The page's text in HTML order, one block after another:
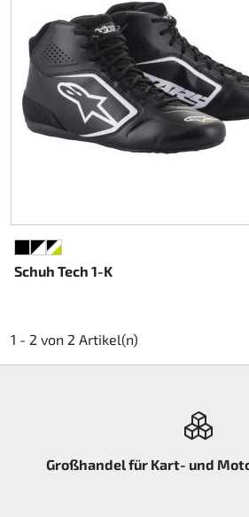
Schuh Tech 1-K
SCHWARZ
SCHWARZ/WEISS
SCHWARZ/WEISS/NEONGELB
1 - 2 von 2 Artikel(n)
Großhandel für Kart- und
Rotax EVO DD2
Rotax EVO-MAX etc.
Rotax XPS Kart Tech
Zündung